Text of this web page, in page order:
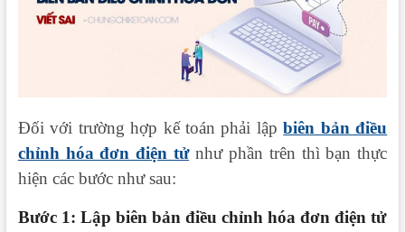
Đối với trường hợp kế toán phải lậpbiên bản điều
chỉnh hóa đơn điện tửnhư phần trên thì bạn thực
hiện các bước như sau:
Bước 1: Lập biên bản điều chỉnh hóa đơn điện tử